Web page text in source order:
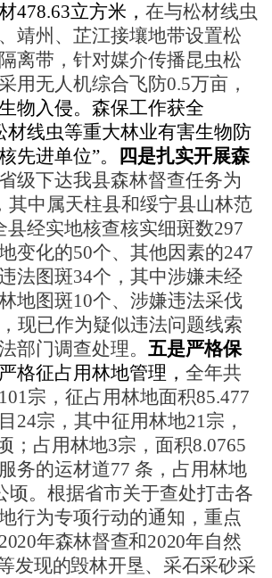
478.63立方米， 在与松材线虫
靖州、芷江接壤地带设置松
离带，针对媒介传播昆虫松
用无人机综合飞防0.5万亩，
物入侵。森保工作获全
材线虫等重大林业有害生物防
先进单位”。
四是扎实开展森
级下达我县森林督查任务为
其中属天柱县和绥宁县山林范
县经实地核查核实细斑数297
变化的50个、其他因素的247
法图斑34个，其中涉嫌未经
地图斑10个、涉嫌违法采伐
现已作为疑似违法问题线索
部门调查处理。 五是严格保
严格征占用林地管理， 全年共
101宗，征占用林地面积85.477
24宗，其中征用林地21宗，
；占用林地3宗，面积8.0765
务的运材道77 条，占用林地
。 根据省市关于查处打击各
行为专项行动的通知，重点
年森林督查和2020年自然
发现的毁林开垦、采石采砂采